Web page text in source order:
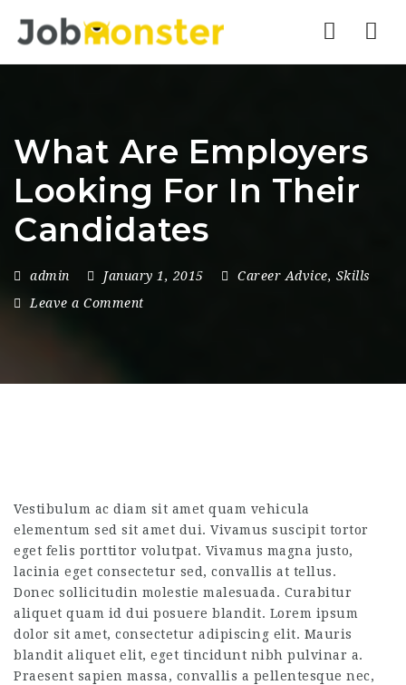
What Are Employers
Looking For In Their
Candidates
admin January 1, 2015 Career Advice, Skills
Leave a Comment
Vestibulum ac diam sit amet quam vehicula
elementum sed sit amet dui. Vivamus suscipit tortor
eget felis porttitor volutpat. Vivamus magna justo,
lacinia eget consectetur sed, convallis at tellus.
Donec sollicitudin molestie malesuada. Curabitur
aliquet quam id dui posuere blandit. Lorem ipsum
dolor sit amet, consectetur adipiscing elit. Mauris
blandit aliquet elit, eget tincidunt nibh pulvinar a.
Praesent sapien massa, convallis a pellentesque nec,